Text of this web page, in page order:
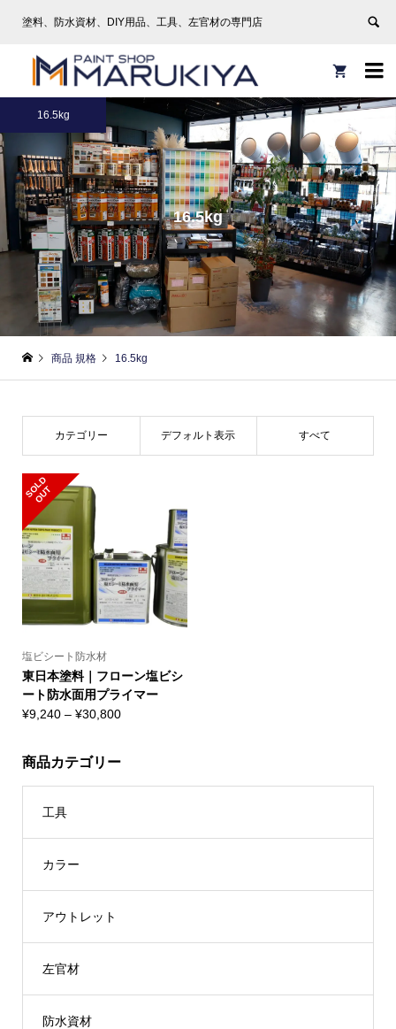
塗料、防水資材、DIY用品、工具、左官材の専門店


16.5kg
16.5kg
商品 規格 16.5kg
カテゴリー デフォルト表示 すべて
S
O
L
D
O
U
T
塩ビシート防水材
東日本塗料｜フローン塩ビシ
ート防水面用プライマー
¥9,240 – ¥30,800価
–
商品カテゴリー
工具
カラー
アウトレット
左官材
防水資材